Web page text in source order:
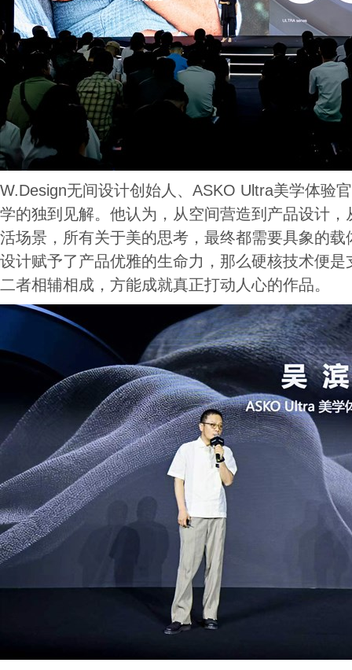
W.Design无间设计创始人、ASKO Ultra美学体验
学的独到见解。他认为，从空间营造到产品设计
活场景，所有关于美的思考，最终都需要具象的
设计赋予了产品优雅的生命力，那么硬核技术便
二者相辅相成，方能成就真正打动人心的作品。